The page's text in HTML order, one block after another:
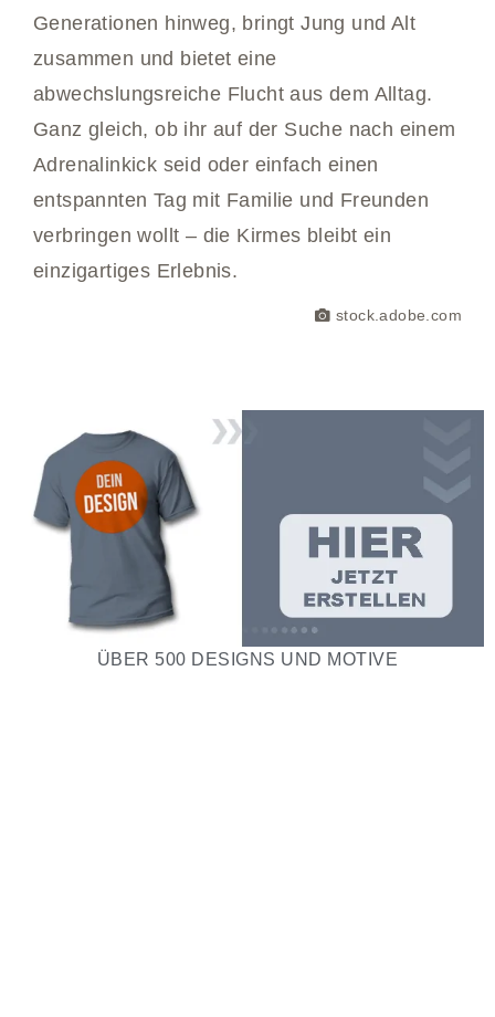
Generationen hinweg, bringt Jung und Alt
zusammen und bietet eine
abwechslungsreiche Flucht aus dem Alltag.
Ganz gleich, ob ihr auf der Suche nach einem
Adrenalinkick seid oder einfach einen
entspannten Tag mit Familie und Freunden
verbringen wollt – die Kirmes bleibt ein
einzigartiges Erlebnis.
stock.adobe.com
ÜBER 500 DESIGNS UND MOTIVE